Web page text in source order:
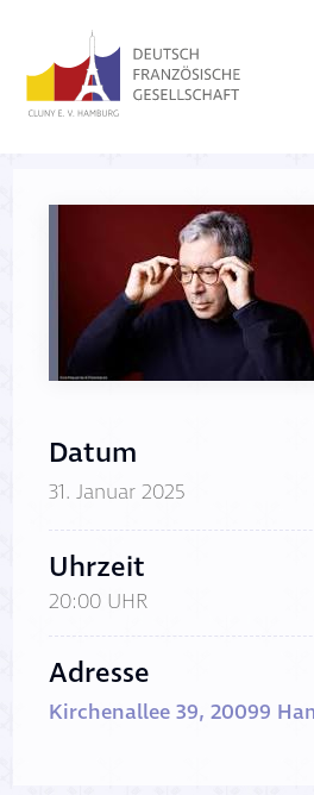
Datum
31. Januar 2025
Uhrzeit
20:00 UHR
Adresse
Kirchenallee 39, 20099